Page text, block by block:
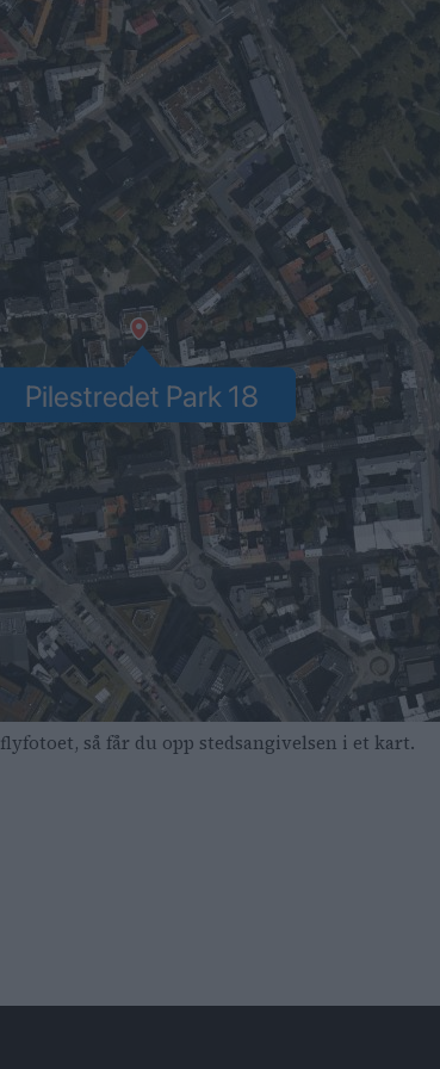
så får du opp stedsangivelsen i et kart.